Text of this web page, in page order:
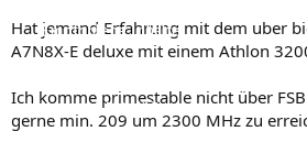
Empfohlene Inhalte
Neueste Aktivitäten
Hat jemand Erfahrung mit dem uber
A7N8X-E deluxe mit einem Athlon
Ich komme primestable nicht über
gerne min. 209 um 2300 MHz zu